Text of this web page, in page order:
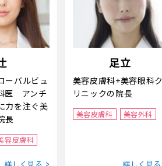
ーバルビュ
医 アンチ
力を注ぐ美
長
容皮膚科
足立
美容皮膚科+美容眼科ク
リニックの院長
美容皮膚科 美容外科